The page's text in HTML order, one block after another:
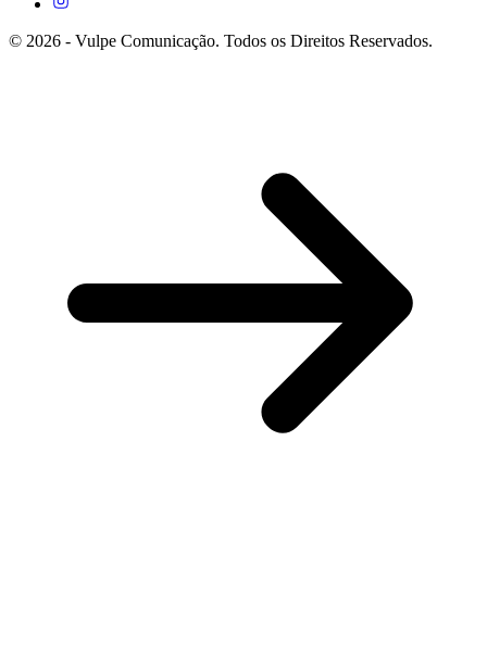
© 2026 - Vulpe Comunicação. Todos os Direitos Reservados.